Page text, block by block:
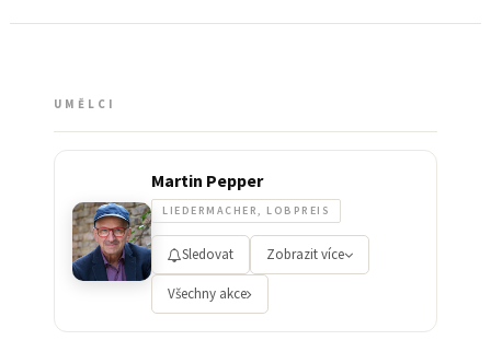
UMĚLCI
Martin Pepper
LIEDERMACHER, LOBPREIS
Sledovat Zobrazit více
Všechny akce